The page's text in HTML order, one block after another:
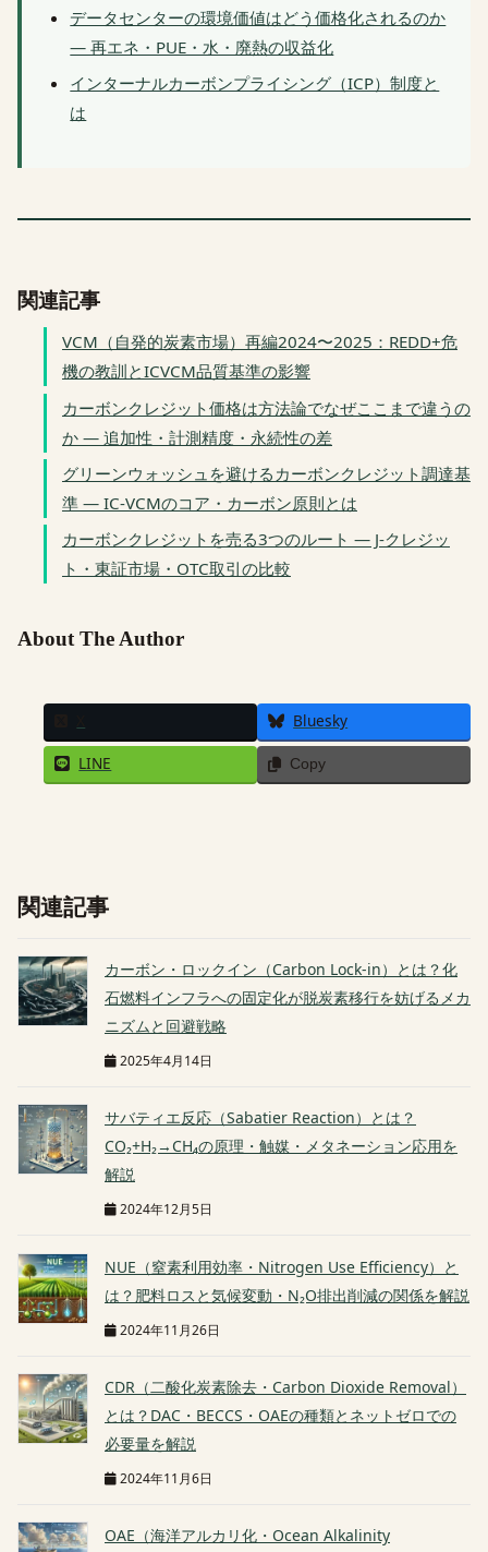
データセンターの環境価値はどう価格化されるのか
— 再エネ・PUE・水・廃熱の収益化
インターナルカーボンプライシング（ICP）制度と
は
関連記事
VCM（自発的炭素市場）再編2024〜2025：REDD+危
機の教訓とICVCM品質基準の影響
カーボンクレジット価格は方法論でなぜここまで違うの
か — 追加性・計測精度・永続性の差
グリーンウォッシュを避けるカーボンクレジット調達基
準 — IC-VCMのコア・カーボン原則とは
カーボンクレジットを売る3つのルート — J-クレジッ
ト・東証市場・OTC取引の比較
About The Author
Bluesky
LINE Copy
関連記事
カーボン・ロックイン（Carbon Lock-in）とは？化
石燃料インフラへの固定化が脱炭素移行を妨げるメカ
ニズムと回避戦略
2025年4月14日
サバティエ反応（Sabatier Reaction）とは？
CO₂+H₂→CH₄の原理・触媒・メタネーション応用を
解説
2024年12月5日
NUE（窒素利用効率・Nitrogen Use Efficiency）と
は？肥料ロスと気候変動・N₂O排出削減の関係を解説
2024年11月26日
CDR（二酸化炭素除去・Carbon Dioxide Removal）
とは？DAC・BECCS・OAEの種類とネットゼロでの
必要量を解説
2024年11月6日
OAE（海洋アルカリ化・Ocean Alkalinity